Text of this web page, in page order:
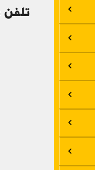
تلفن تماس 09192410484 آقای